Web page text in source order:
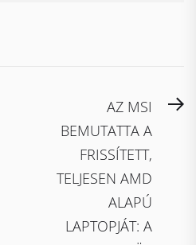
AZ MSI
BEMUTATTA A
FRISSÍTETT,
TELJESEN AMD
ALAPÚ
LAPTOPJÁT: A